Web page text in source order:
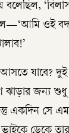
ওই
যাবে?
ঝাড়ার জন্য
একদিন সে